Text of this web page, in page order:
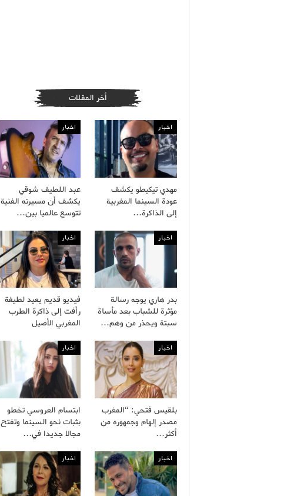
أخر المقلات
اخبار
مهدي تيكيطو يكشف
عودة السينما المغربية
إلى الذاكرة…
اخبار
عبد اللطيف شوقي
يكشف أن مسيرته الفنية
تتوسع عالميا بين…
اخبار
بدر هاري يوجه رسالة
مؤثرة للشباب بعد مأساة
سبتة ويحذر من وهم…
اخبار
فيديو قديم يعيد لطيفة
رأفت إلى ذاكرة الطرب
المغربي الأصيل
اخبار
بلقيس فتحي: “المغرب
مصدر إلهام وجمهوره من
أكثر…
اخبار
ابتسام العروسي تخطو
بثبات نحو السينما وتفتح
مجالا جديدا في…
اخبار اخبار